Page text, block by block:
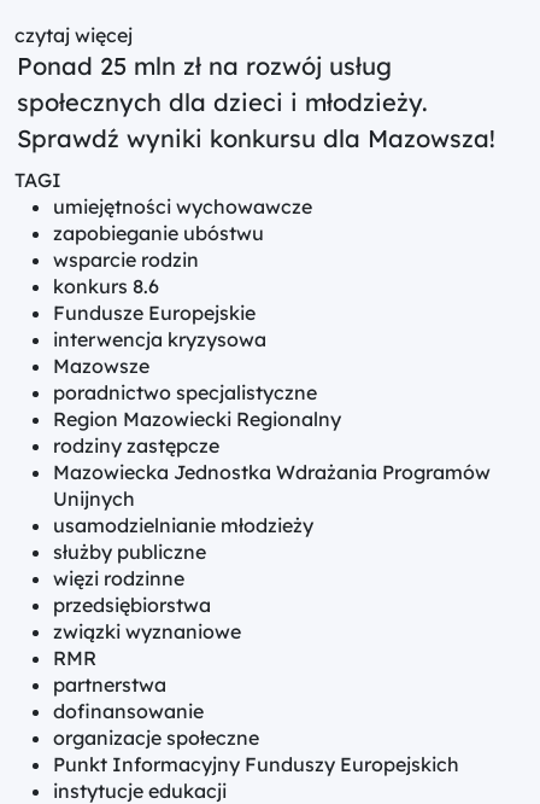
czytaj więcej
Ponad 25 mln zł na rozwój usług
społecznych dla dzieci i młodzieży.
Sprawdź wyniki konkursu dla Mazowsza!
TAGI
umiejętności wychowawcze
zapobieganie ubóstwu
wsparcie rodzin
konkurs 8.6
Fundusze Europejskie
interwencja kryzysowa
Mazowsze
poradnictwo specjalistyczne
Region Mazowiecki Regionalny
rodziny zastępcze
Mazowiecka Jednostka Wdrażania Programów
Unijnych
usamodzielnianie młodzieży
służby publiczne
więzi rodzinne
przedsiębiorstwa
związki wyznaniowe
RMR
partnerstwa
dofinansowanie
organizacje społeczne
Punkt Informacyjny Funduszy Europejskich
instytucje edukacji